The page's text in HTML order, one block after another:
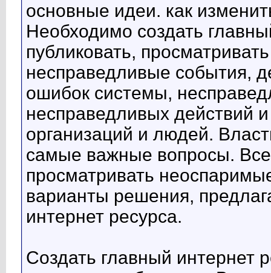
основные идеи. как
Необходимо создать
публиковать,
несправедливые события,
ошибок системы,
несправедливых действий
организаций и людей.
самые важные вопросы. Все
просматривать
варианты решения,
интернет ресурса.
Создать главный интернет